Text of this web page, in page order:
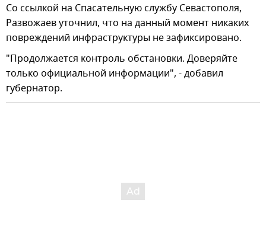
Со ссылкой на Спасательную службу Севастополя,
Развожаев уточнил, что на данный момент никаких
повреждений инфраструктуры не зафиксировано.
"Продолжается контроль обстановки. Доверяйте
только официальной информации", - добавил
губернатор.